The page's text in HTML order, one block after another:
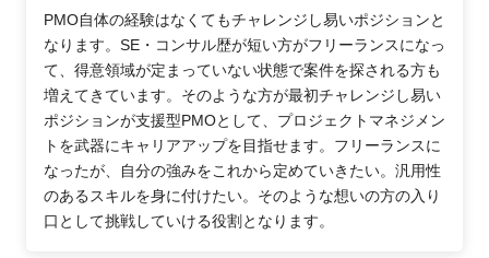
PMO自体の経験はなくてもチャレンジし易いポジションと
なります。SE・コンサル歴が短い方がフリーランスになっ
て、得意領域が定まっていない状態で案件を探される方も
増えてきています。そのような方が最初チャレンジし易い
ポジションが支援型PMOとして、プロジェクトマネジメン
トを武器にキャリアアップを目指せます。フリーランスに
なったが、自分の強みをこれから定めていきたい。汎用性
のあるスキルを身に付けたい。そのような想いの方の入り
口として挑戦していける役割となります。